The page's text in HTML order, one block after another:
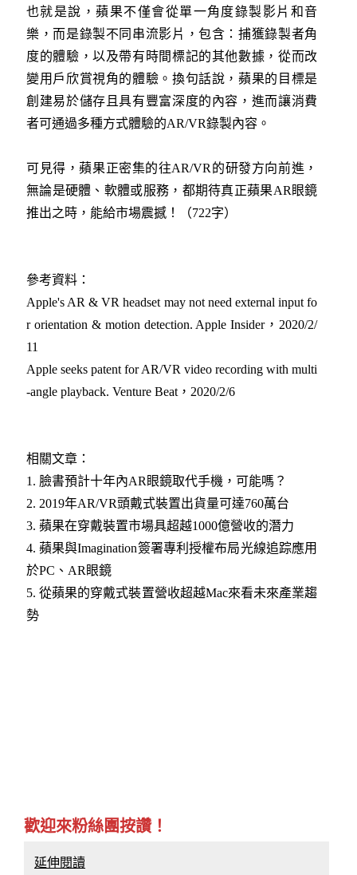
也就是說，蘋果不僅會從單一角度錄製影片和音
樂，而是錄製不同串流影片，包含：捕獲錄製者角
度的體驗，以及帶有時間標記的其他數據，從而改
變用戶欣賞視角的體驗。換句話說，蘋果的目標是
創建易於儲存且具有豐富深度的內容，進而讓消費
者可通過多種方式體驗的AR/VR錄製內容。
可見得，蘋果正密集的往AR/VR的研發方向前進，
無論是硬體、軟體或服務，都期待真正蘋果AR眼鏡
推出之時，能給市場震撼！（722字）
參考資料：
Apple's AR & VR headset may not need external input fo
r orientation & motion detection. Apple Insider，2020/2/
11
Apple seeks patent for AR/VR video recording with multi
-angle playback. Venture Beat，2020/2/6
相關文章：
1. 臉書預計十年內AR眼鏡取代手機，可能嗎？
2. 2019年AR/VR頭戴式裝置出貨量可達760萬台
3. 蘋果在穿戴裝置市場具超越1000億營收的潛力
4.蘋果與Imagination簽署專利授權布局光線追踪應用
於PC、AR眼鏡
5.從蘋果的穿戴式裝置營收超越Mac來看未來產業趨
勢
歡迎來粉絲團按讚！
延伸閱讀